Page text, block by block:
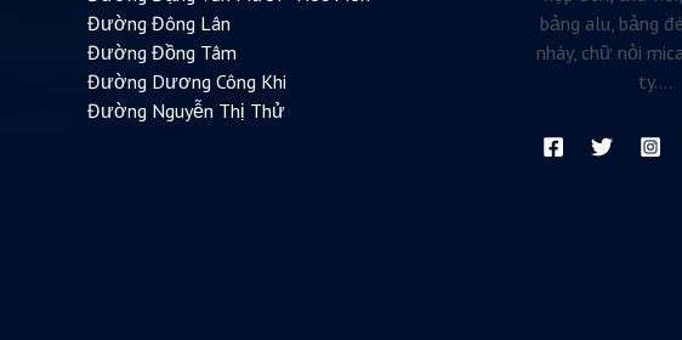
Đường Đông Lân
Đường Đồng Tâm
Đường Dương Công Khi
Đường Nguyễn Thị Thử
bảng alu, bảng
nháy, chữ nỏi
ty....